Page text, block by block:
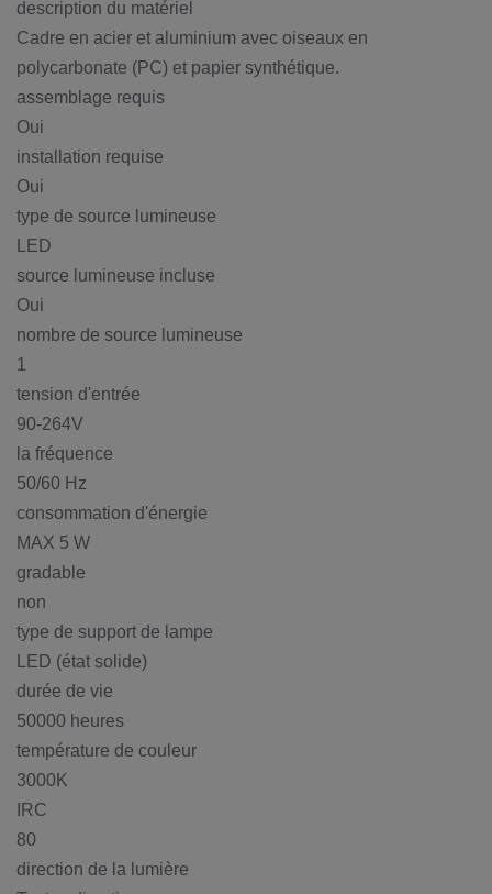
description du matériel
Cadre en acier et aluminium avec oiseaux en
polycarbonate (PC) et papier synthétique.
assemblage requis
Oui
installation requise
Oui
type de source lumineuse
LED
source lumineuse incluse
Oui
nombre de source lumineuse
1
tension d'entrée
90-264V
la fréquence
50/60 Hz
consommation d'énergie
MAX 5 W
gradable
non
type de support de lampe
LED (état solide)
durée de vie
50000 heures
température de couleur
3000K
IRC
80
direction de la lumière